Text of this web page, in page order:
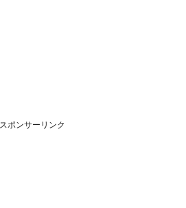
スポンサーリンク